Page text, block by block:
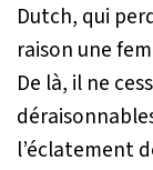
Dutch, qui
raison une
De là, il ne
l’éclatement